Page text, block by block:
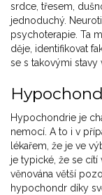
srdce, třesem,
jednoduchý.
psychoterapie. Ta
děje, identifikovat
se s takovými stavy
Hypochondrie je
nemocí. A to i v
lékařem, že je ve
je typické, že se
věnována větší
hypochondr díky